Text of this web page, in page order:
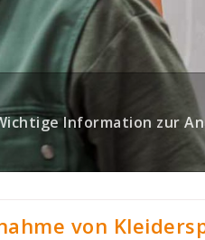
Information zur
von